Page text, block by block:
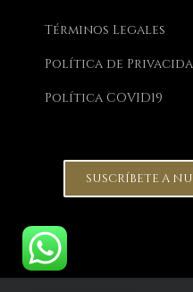
Términos Legales
Política de
Política COVID19
SUSCRÍBETE A